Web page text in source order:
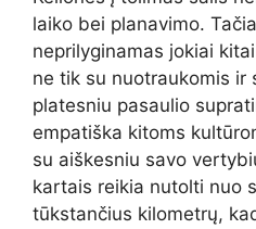
laiko bei planavimo.
neprilyginamas jokiai
ne tik su nuotraukomis ir
platesniu pasaulio
empatiška kitoms
su aiškesniu savo
kartais reikia nutolti nuo
tūkstančius kilometrų,